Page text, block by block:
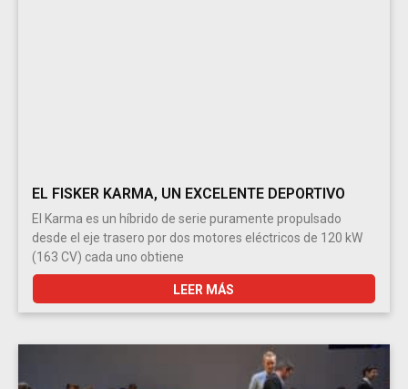
EL FISKER KARMA, UN EXCELENTE DEPORTIVO
El Karma es un híbrido de serie puramente propulsado
desde el eje trasero por dos motores eléctricos de 120 kW
(163 CV) cada uno obtiene
LEER MÁS